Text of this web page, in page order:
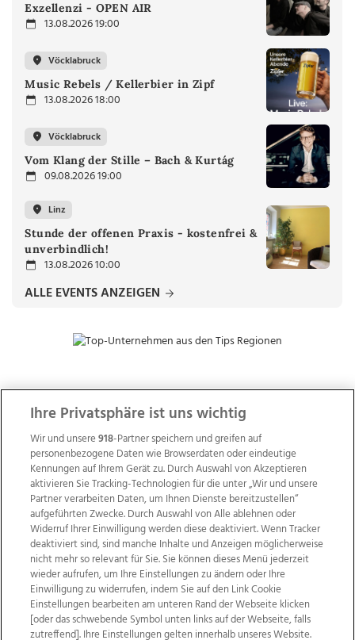
Exzellenzi - OPEN AIR
13.08.2026 19:00
Vöcklabruck
Music Rebels / Kellerbier in Zipf
13.08.2026 18:00
Vöcklabruck
Vom Klang der Stille – Bach & Kurtág
09.08.2026 19:00
Linz
Stunde der offenen Praxis - kostenfrei &
unverbindlich!
13.08.2026 10:00
ALLE EVENTS ANZEIGEN
ZUR NACHRICHTENÜBERSICHT
Wir über uns Mediadaten Kontakt
Jobs
Datenschutz
Impressum AGB Anzeigekunden
Ihre Privatsphäre ist uns wichtig
Wir und unsere918-Partner speichern und greifen auf
personenbezogene Daten wie Browserdaten oder eindeutige
Kennungen auf Ihrem Gerät zu. Durch Auswahl von Akzeptieren
aktivieren Sie Tracking-Technologien für die unter „Wir und unsere
Partner verarbeiten Daten, um Ihnen Dienste bereitzustellen“
aufgeführten Zwecke. Durch Auswahl von Alle ablehnen oder
Widerruf Ihrer Einwilligung werden diese deaktiviert. Wenn Tracker
deaktiviert sind, sind manche Inhalte und Anzeigen möglicherweise
nicht mehr so relevant für Sie. Sie können dieses Menü jederzeit
wieder aufrufen, um Ihre Einstellungen zu ändern oder Ihre
Einwilligung zu widerrufen, indem Sie auf den Link Cookie
Einstellungen bearbeiten am unteren Rand der Webseite klicken
[oder das schwebende Symbol unten links auf der Webseite, falls
zutreffend]. Ihre Einstellungen gelten innerhalb unseres Website.